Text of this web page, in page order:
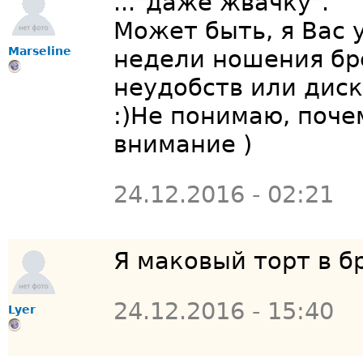
Marseline
Может быть, я Вас
недели ношения
неудобств или
:)Не понимаю,
внимание )
24.12.2016 - 02:21
Lyer
Я маковый торт в
24.12.2016 - 15:40